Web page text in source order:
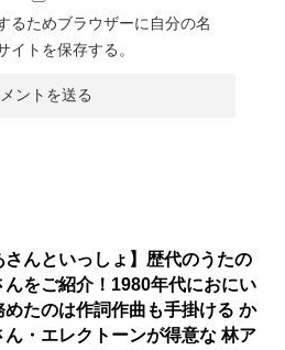
るためブラウザーに自分の名
イトを保存する。
さんといっしょ】歴代のうたの
んをご紹介！1980年代におにい
めたのは作詞作曲も手掛ける か
ん・エレクトーンが得意な 林ア